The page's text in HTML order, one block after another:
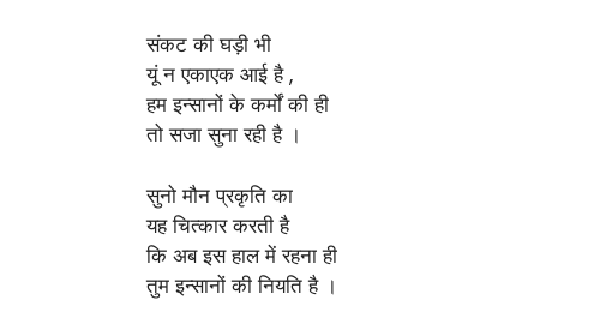
संकट की घड़ी भी
यूं न एकाएक आई है ,
हम इन्सानों के कर्मों की ही
तो सजा सुना रही है ।
सुनो मौन प्रकृति का
यह चित्कार करती है
कि अब इस हाल में रहना ही
तुम इन्सानों की नियति है ।